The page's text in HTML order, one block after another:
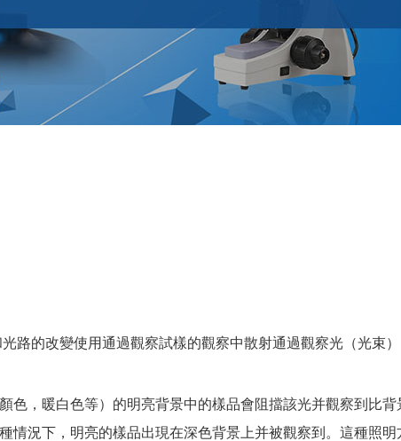
路的改變使用通過觀察試樣的觀察中散射通過觀察光（光束
色，暖白色等）的明亮背景中的樣品會阻擋該光并觀察到比
況下，明亮的樣品出現在深色背景上并被觀察到。這種照明